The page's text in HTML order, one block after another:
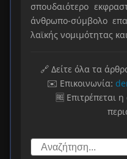
σπουδαιότερο
άνθρωπο-σύμβολο
λαϊκής νομιμότητας
🔗 Δείτε όλα τα
✉️ Επικοινωνία:
🆓 Επιτρέπεται